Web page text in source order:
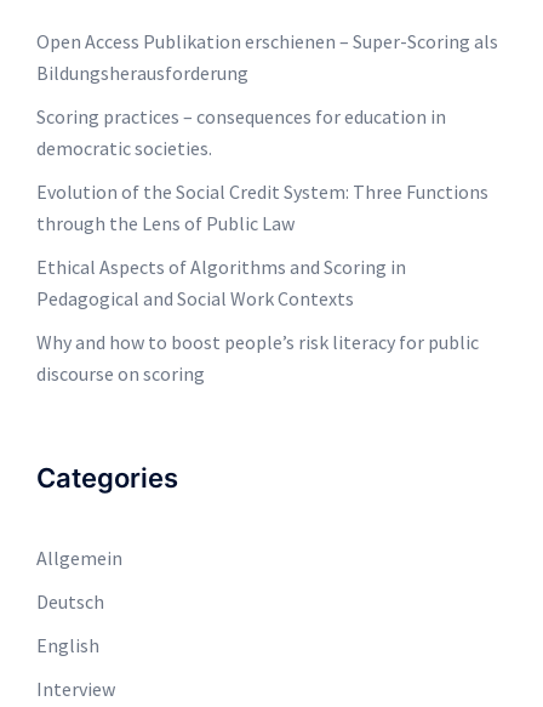
Open Access Publikation erschienen – Super-Scoring als
Bildungsherausforderung
Scoring practices – consequences for education in
democratic societies.
Evolution of the Social Credit System: Three Functions
through the Lens of Public Law
Ethical Aspects of Algorithms and Scoring in
Pedagogical and Social Work Contexts
Why and how to boost people’s risk literacy for public
discourse on scoring
Categories
Allgemein
Deutsch
English
Interview